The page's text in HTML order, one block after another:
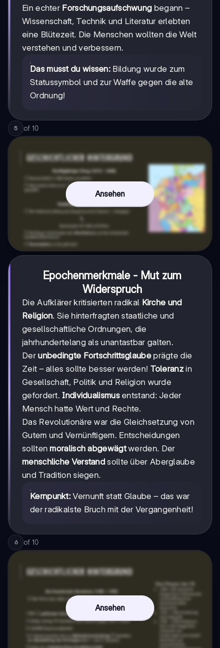
Ein echter Forschungsaufschwung begann –
Wissenschaft, Technik und Literatur erlebten
eine Blütezeit. Die Menschen wollten die Welt
verstehen und verbessern.
Das musst du wissen: Bildung wurde zum
Statussymbol und zur Waffe gegen die alte
Ordnung!
5 of 10
Ansehen
Epochenmerkmale - Mut zum
Widerspruch
Die Aufklärer kritisierten radikal Kirche und
Religion. Sie hinterfragten staatliche und
gesellschaftliche Ordnungen, die
jahrhundertelang als unantastbar galten.
Derunbedingte Fortschrittsglaubeprägte die
Zeit – alles sollte besser werden! Toleranzin
Gesellschaft, Politik und Religion wurde
gefordert. Individualismusentstand: Jeder
Mensch hatte Wert und Rechte.
Das Revolutionäre war die Gleichsetzung von
Gutem und Vernünftigem. Entscheidungen
solltenmoralisch abgewägtwerden. Der
menschliche Verstand sollte über Aberglaube
und Tradition siegen.
Kernpunkt: Vernunft statt Glaube – das war
der radikalste Bruch mit der Vergangenheit!
6 of 10
Ansehen